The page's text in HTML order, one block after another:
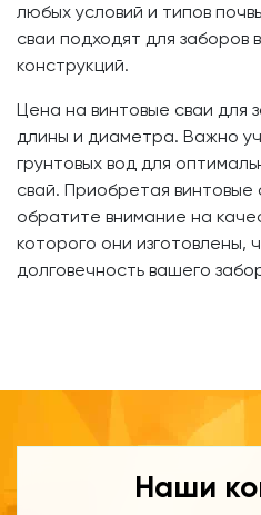
любых условий и типов
сваи подходят для заборов
конструкций.
Цена на винтовые сваи для
длины и диаметра. Важно
грунтовых вод для
свай. Приобретая винтовые
обратите внимание на
которого они изготовлены,
долговечность вашего
Наши